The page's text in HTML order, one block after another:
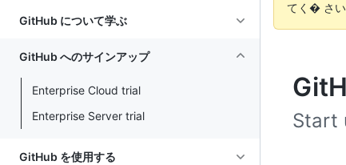
GitHub について学ぶ
GitHub へのサインアップ
Enterprise Cloud trial
Enterprise Server trial
GitHub を使用する
てく� さい
Start